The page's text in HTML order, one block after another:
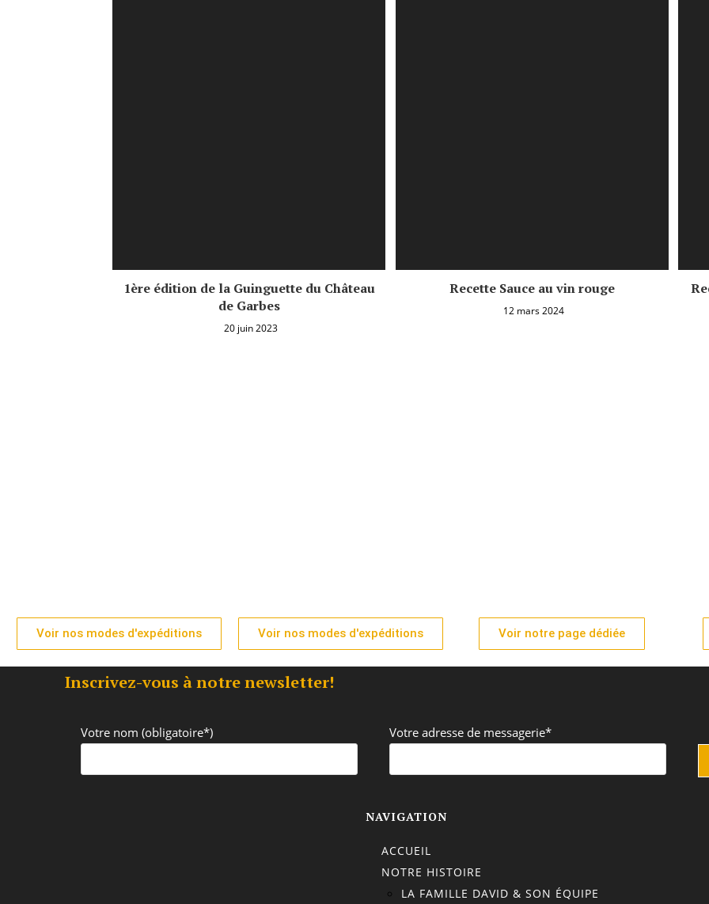
1ère édition de la Guinguette du Château
de Garbes
20 juin 2023
Recette Sauce au vin rouge
12 mars 2024
Voir nos modes d'expéditions Voir nos modes d'expéditions Voir notre page dédiée
Inscrivez-vous à notre newsletter!
Votre nom (obligatoire*) Votre adresse de messagerie*
NAVIGATION
ACCUEIL
NOTRE HISTOIRE
LA FAMILLE DAVID & SON ÉQUIPE